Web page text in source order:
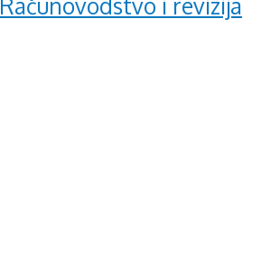
Računovodstvo i revizija